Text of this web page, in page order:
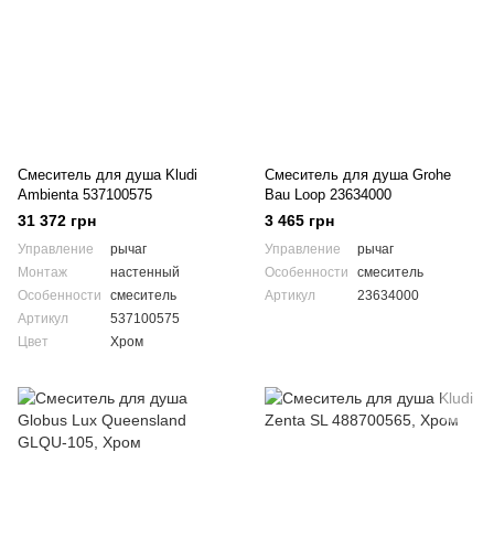
Смеситель для душа Kludi
Ambienta 537100575
31 372 грн
Управление
рычаг
Монтаж
настенный
Особенности
смеситель
Артикул
537100575
Цвет
Хром
Смеситель для душа Grohe
Bau Loop 23634000
3 465 грн
Управление
рычаг
Особенности
смеситель
Артикул
23634000